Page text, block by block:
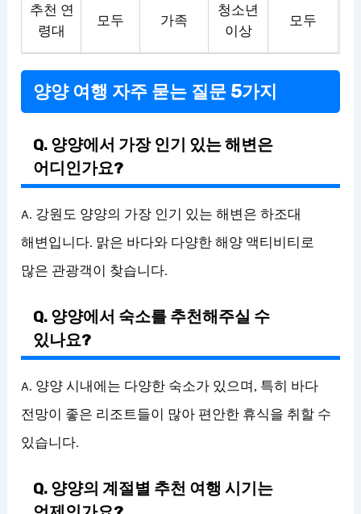
추천 연
령대
모두 가족
청소년
이상
모두
양양 여행 자주 묻는 질문 5가지
Q. 양양에서 가장 인기 있는 해변은
어디인가요?
A. 강원도 양양의 가장 인기 있는 해변은 하조대
해변입니다. 맑은 바다와 다양한 해양 액티비티로
많은 관광객이 찾습니다.
Q. 양양에서 숙소를 추천해주실 수
있나요?
A. 양양 시내에는 다양한 숙소가 있으며, 특히 바다
전망이 좋은 리조트들이 많아 편안한 휴식을 취할 수
있습니다.
Q. 양양의 계절별 추천 여행 시기는